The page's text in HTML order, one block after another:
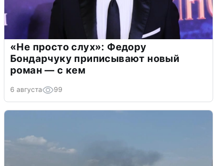
«Не просто слух»: Федору
Бондарчуку приписывают новый
роман — с кем
6 августа 99